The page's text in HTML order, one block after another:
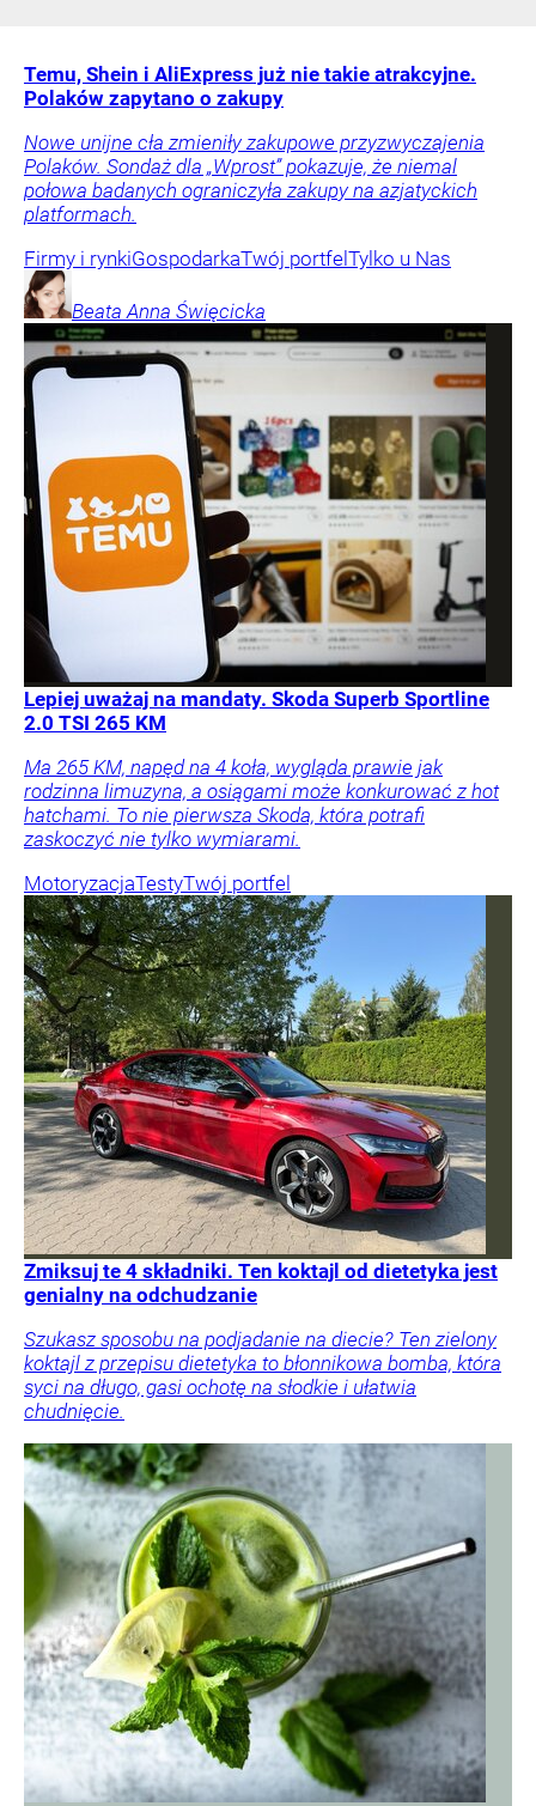
Temu, Shein i AliExpress już nie takie atrakcyjne.
Polaków zapytano o zakupy
Nowe unijne cła zmieniły zakupowe przyzwyczajenia
Polaków. Sondaż dla „Wprost” pokazuje, że niemal
połowa badanych ograniczyła zakupy na azjatyckich
platformach.
Firmy i rynkiGospodarkaTwój portfel Tylko u Nas
Beata Anna Święcicka
Lepiej uważaj na mandaty. Skoda Superb Sportline
2.0 TSI 265 KM
Ma 265 KM, napęd na 4 koła, wygląda prawie jak
rodzinna limuzyna, a osiągami może konkurować z hot
hatchami. To nie pierwsza Skoda, która potrafi
zaskoczyć nie tylko wymiarami.
MotoryzacjaTestyTwój portfel
Zmiksuj te 4 składniki. Ten koktajl od dietetyka jest
genialny na odchudzanie
Szukasz sposobu na podjadanie na diecie? Ten zielony
koktajl z przepisu dietetyka to błonnikowa bomba, która
syci na długo, gasi ochotę na słodkie i ułatwia
chudnięcie.